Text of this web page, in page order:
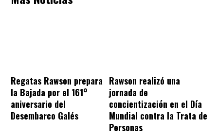
Regatas Rawson prepara
la Bajada por el 161°
aniversario del
Desembarco Galés
Rawson realizó una
jornada de
concientización en el Día
Mundial contra la Trata de
Personas